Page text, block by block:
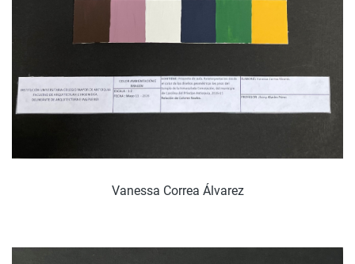
Vanessa Correa Álvarez